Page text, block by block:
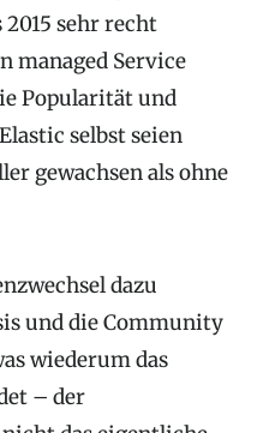
sehr recht
managed Service
Popularität und
selbst seien
gewachsen als ohne
dazu
und die Community
wiederum das
– der